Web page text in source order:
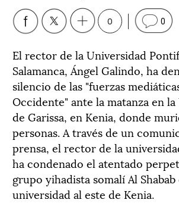
0 0
El rector de la Universidad
Salamanca, Ángel Galindo, ha
silencio de las "fuerzas
Occidente" ante la matanza en
de Garissa, en Kenia, donde
personas. A través de un
prensa, el rector de la
ha condenado el atentado
grupo yihadista somalí Al Shabab
universidad al este de Kenia.